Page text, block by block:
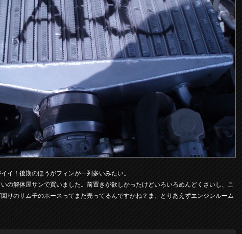
イ！後期のほうがフィンが一列多いみたい。
の解体屋サンで買いました。前置きが欲しかったけどいろいろめんどくさいし、こ
りのサム子のホースってまだ売ってるんですかね？ま、とりあえずエンジンルーム